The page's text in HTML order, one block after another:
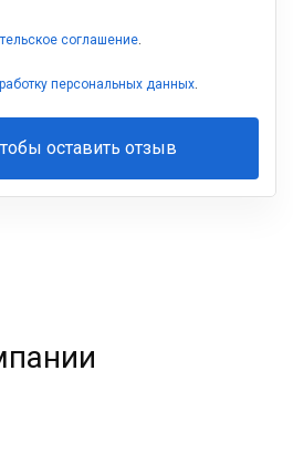
соглашение.
персональных данных.
оставить отзыв